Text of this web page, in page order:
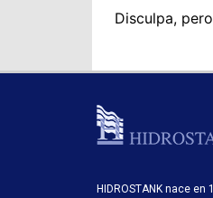
Disculpa,
HIDROSTANK nace